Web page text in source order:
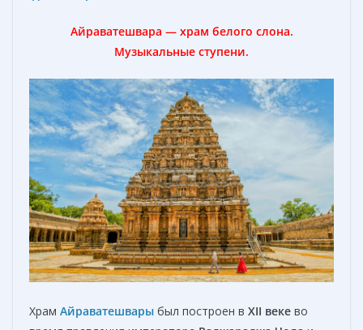
Айраватешвара — храм белого слона.
Музыкальные ступени.
Храм Айраватешвары был построен в XII веке во